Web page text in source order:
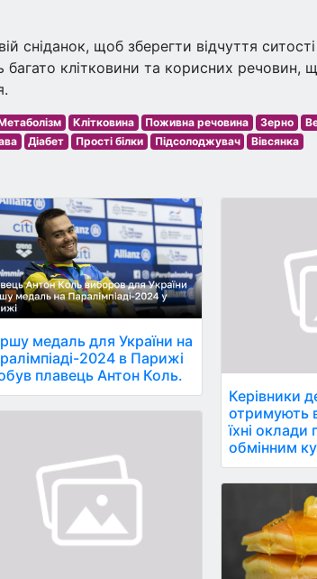
сніданок, щоб зберегти відчуття
багато клітковини та корисних речовин,
Клітковина Поживна речовина Зерно
Діабет Прості білки Підсолоджувач Вівсянка
медаль для України на
2024 в Парижі
плавець Антон Коль.
Керівники
отримують
їхні оклади
обмінним